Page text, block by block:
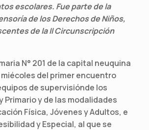
escolares. Fue parte de la
de los Derechos de Niños,
de la II Circunscripción
N° 201 de la capital neuquina
del primer encuentro
de supervisiónde los
Primario y de las modalidades
Física, Jóvenes y Adultos, e
y Especial, al que se